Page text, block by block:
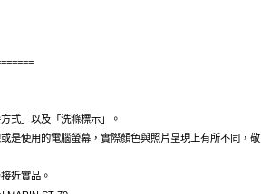
式」以及「洗滌標示」。
是使用的電腦螢幕，實際顏色與照片呈現上有所不同，敬
近實品。